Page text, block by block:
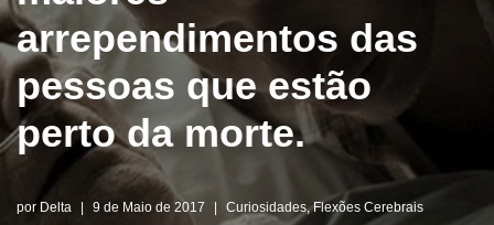
arrependimentos das
pessoas que estão
perto da morte.
por Delta 9 de Maio de 2017 Curiosidades,Flexões Cerebrais